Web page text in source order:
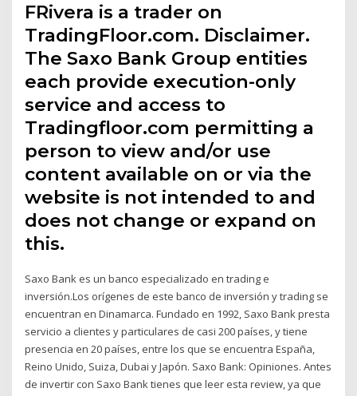
FRivera is a trader on
TradingFloor.com. Disclaimer.
The Saxo Bank Group entities
each provide execution-only
service and access to
Tradingfloor.com permitting a
person to view and/or use
content available on or via the
website is not intended to and
does not change or expand on
this.
Saxo Bank es un banco especializado en trading e
inversión.Los orígenes de este banco de inversión y trading se
encuentran en Dinamarca. Fundado en 1992, Saxo Bank presta
servicio a clientes y particulares de casi 200 países, y tiene
presencia en 20 países, entre los que se encuentra España,
Reino Unido, Suiza, Dubai y Japón. Saxo Bank: Opiniones. Antes
de invertir con Saxo Bank tienes que leer esta review, ya que